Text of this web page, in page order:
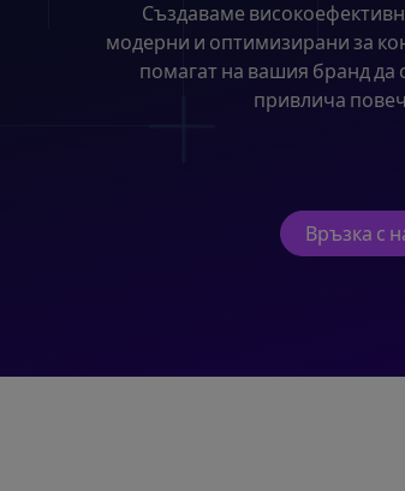
Създаваме
модерни и оптимизирани за
помагат на вашия бранд да
привлича
Връзка с